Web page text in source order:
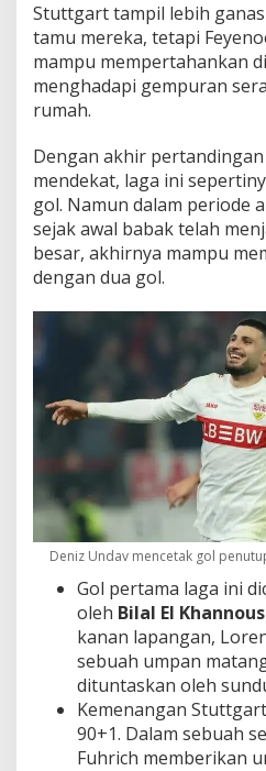
Stuttgart tampil lebih
tamu mereka, tetapi
mampu mempertahankan
menghadapi gempuran
rumah.
Dengan akhir
mendekat, laga ini
gol. Namun dalam periode
sejak awal babak telah
besar, akhirnya mampu
dengan dua gol.
Deniz Undav mencetak gol
Gol pertama laga ini
oleh Bilal El
kanan lapangan,
sebuah umpan
dituntaskan oleh
Kemenangan
90+1. Dalam sebuah
Fuhrich memberikan